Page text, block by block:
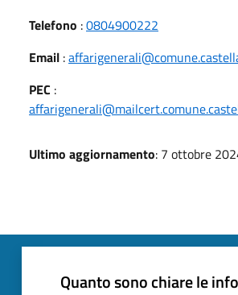
Telefono :0804900222
Email :
PEC :
Ultimo aggiornamento: 7 ottobre
Quanto sono chiare le